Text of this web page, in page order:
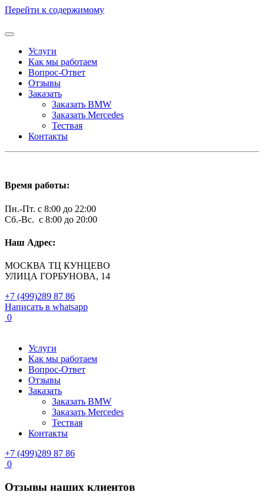
Перейти к содержимому
Услуги
Как мы работаем
Вопрос-Ответ
Отзывы
Заказать
Заказать BMW
Заказать Mercedes
Тествая
Контакты
Время работы:
Пн.-Пт. с 8:00 до 22:00
Сб.-Вс. с 8:00 до 20:00
Наш Адрес:
МОСКВА ТЦ КУНЦЕВО
УЛИЦА ГОРБУНОВА, 14
+7 (499)289 87 86
Написать в whatsapp
0
Услуги
Как мы работаем
Вопрос-Ответ
Отзывы
Заказать
Заказать BMW
Заказать Mercedes
Тествая
Контакты
+7 (499)289 87 86
0
Отзывы наших клиентов